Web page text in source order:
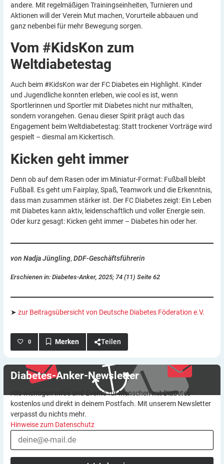
andere. Mit regelmäßigen Trainingseinheiten, Turnieren und
Aktionen will der Verein Mut machen, Vorurteile abbauen und
ganz nebenbei für mehr Bewegung sorgen.
Vom #KidsKon zum
Weltdiabetestag
Auch beim #KidsKon war der FC Diabetes ein Highlight. Kinder
und Jugendliche konnten erleben, wie cool es ist, wenn
Sportlerinnen und Sportler mit Diabetes nicht nur mithalten,
sondern vorangehen. Genau dieser Spirit prägt auch das
Engagement beim Weltdiabetestag: Statt trockener Vorträge wird
gespielt – diesmal am Kickertisch.
Kicken geht immer
Denn ob auf dem Rasen oder im Miniatur-Format: Fußball bleibt
Fußball. Es geht um Fairplay, Spaß, Teamwork und die Erkenntnis,
dass man zusammen stärker ist. Der FC Diabetes zeigt: Ein Leben
mit Diabetes kann aktiv, leidenschaftlich und voller Energie sein.
Oder kurz gesagt: Kicken geht immer – Diabetes hin oder her.
von Nadja Jüngling, DDF-Geschäftsführerin
Erschienen in: Diabetes-Anker, 2025; 74 (11) Seite 62
➤ zur Beitragsübersicht von Deutsche Diabetes Föderation e.V.
0 Teilen
Diabetes-Anker-Newsletter
Alle wichtigen Infos und Events für Menschen mit Diabetes –
kostenlos und direkt in deinem Postfach. Mit unserem Newsletter
verpasst du nichts mehr.
Hinweise zum Datenschutz